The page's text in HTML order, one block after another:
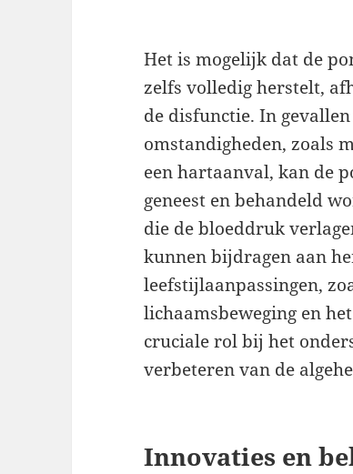
Het is mogelijk dat de
zelfs volledig herstelt,
de disfunctie. In
omstandigheden, zoals
een hartaanval, kan de
geneest en behandeld
die de bloeddruk
kunnen bijdragen aan
leefstijlaanpassingen,
lichaamsbeweging en
cruciale rol bij het
verbeteren van de
Innovaties en